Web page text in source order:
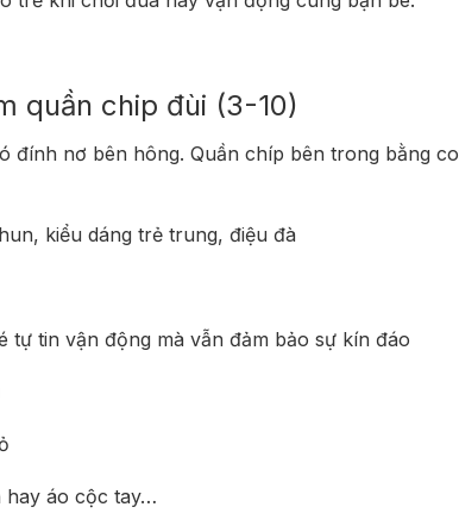
quần chip đùi (3-10)
đính nơ bên hông. Quần chíp bên trong bằng
kiểu dáng trẻ trung, điệu đà
tin vận động mà vẫn đảm bảo sự kín đáo
hay áo cộc tay…